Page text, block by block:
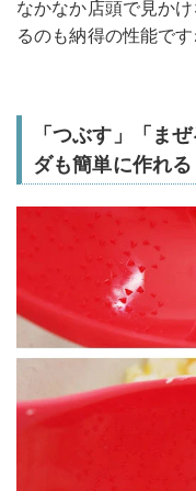
なかなか店頭で見か
るのも納得の性能です
「つぶす」「ま
ダも簡単に作れる